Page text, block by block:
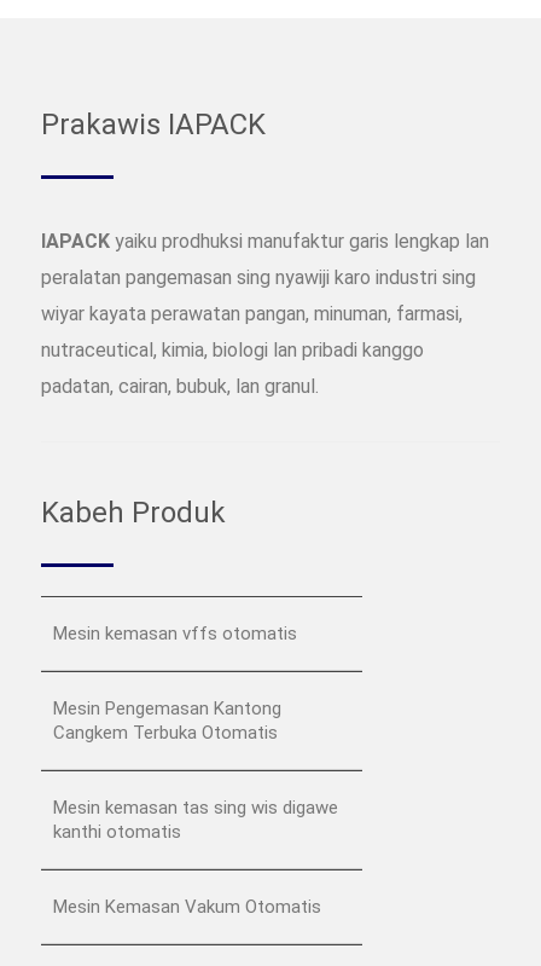
Prakawis IAPACK
IAPACK yaiku prodhuksi manufaktur garis lengkap lan
peralatan pangemasan sing nyawiji karo industri sing
wiyar kayata perawatan pangan, minuman, farmasi,
nutraceutical, kimia, biologi lan pribadi kanggo
padatan, cairan, bubuk, lan granul.
Kabeh Produk
Mesin kemasan vffs otomatis
Mesin Pengemasan Kantong
Cangkem Terbuka Otomatis
Mesin kemasan tas sing wis digawe
kanthi otomatis
Mesin Kemasan Vakum Otomatis